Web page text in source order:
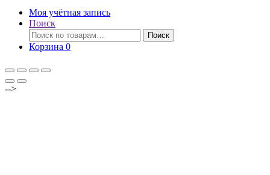
Моя учётная запись
Поиск
Искать:
Поиск
Корзина 0
-->